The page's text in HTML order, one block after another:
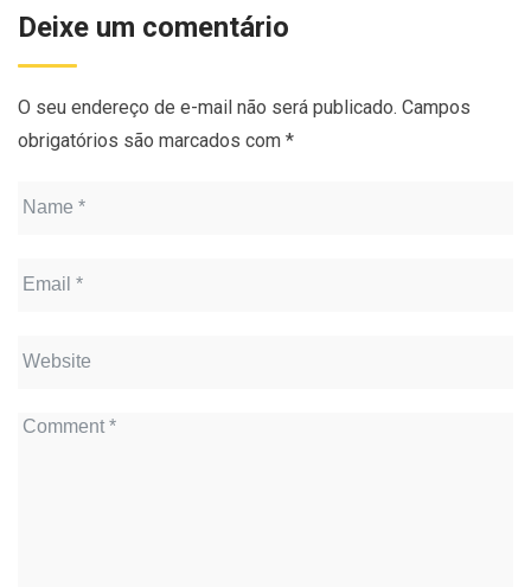
Deixe um comentário
O seu endereço de e-mail não será publicado. Campos
obrigatórios são marcados com *